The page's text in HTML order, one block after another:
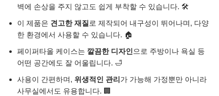
벽에 손상을 주지 않고도 쉽게 부착할 수 있습니다. 🛠️
이 제품은 견고한 재질 로 제작되어 내구성이 뛰어나며, 다양
한 환경에서 사용할 수 있습니다. 🏠
페이퍼타올 케이스는 깔끔한 디자인 으로 주방이나 욕실 등
어떤 공간에도 잘 어울립니다. 🛁
사용이 간편하며, 위생적인 관리가 가능해 가정뿐만 아니라
사무실에서도 유용합니다. 🏢